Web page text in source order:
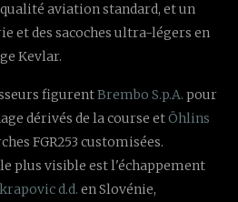
aviation standard, et un
et des sacoches ultra-légers en
Kevlar.
figurentBrembo S.p.A. pour
dérivés de la course etÖhlins
FGR253 customisées.
plus visible est l'échappement
d.d. en Slovénie,